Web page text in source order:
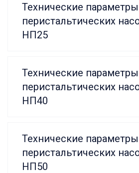
Технические параметры
перистальтических
НП25
Технические параметры
перистальтических
НП40
Технические параметры
перистальтических
НП50